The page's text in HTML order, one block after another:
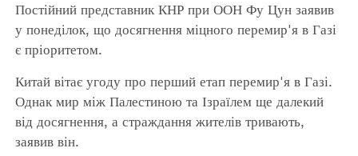
Постійний представник КНР при ООН Фу Цун заявив
у понеділок, що досягнення міцного перемир'я в Газі
є пріоритетом.
Китай вітає угоду про перший етап перемир'я в Газі.
Однак мир між Палестиною та Ізраїлем ще далекий
від досягнення, а страждання жителів тривають,
заявив він.